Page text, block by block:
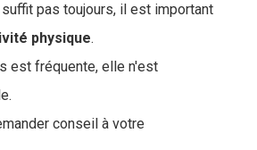
pas toujours, il est important
physique.
est fréquente, elle n'est
conseil à votre